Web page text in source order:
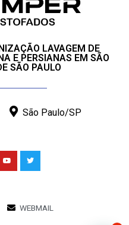
LAVAGEM DE
E PERSIANAS EM SÃO
SÃO PAULO
São Paulo/SP
WEBMAIL